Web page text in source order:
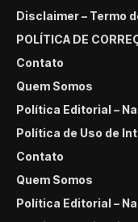
Disclaimer – Termo
POLÍTICA DE
Contato
Quem Somos
Política Editorial –
Política de Uso de
Contato
Quem Somos
Política Editorial –